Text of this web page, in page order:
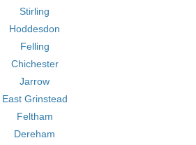
Stirling
Hoddesdon
Felling
Chichester
Jarrow
East Grinstead
Feltham
Dereham